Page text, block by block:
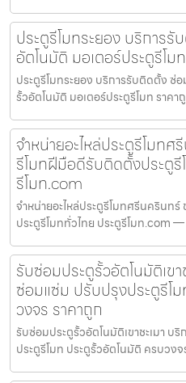
ประตูรีโมทระยอง บริการ
อัตโนมัติ มอเตอร์ประตูรีโม
ประตูรีโมทระยอง บริการรับติดตั้ง ซ่
รั้วอัตโนมัติ มอเตอร์ประตูรีโมท ราค
จำหน่ายอะไหล่ประตูรีโมท
รีโมทฝีมือดีรับติดตั้งประตูรี
รีโมท.com
จำหน่ายอะไหล่ประตูรีโมทศรีนคริน
ประตูรีโมททั่วไทย ประตูรีโมท.com
รับซ่อมประตูรั้วอัตโนมัติเข
ซ่อมแซ่ม ปรับปรุงประตูรีโ
วงจร ราคาถูก
รับซ่อมประตูรั้วอัตโนมัติเขาชะเมา
ประตูรีโมท ประตูรั้วอัตโนมัติ ครบวง